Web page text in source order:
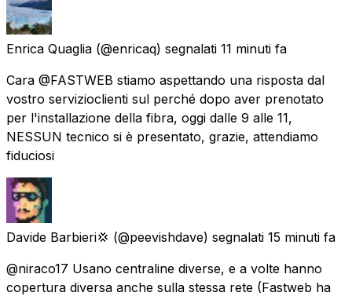
Enrica Quaglia (@enricaq) segnalati 11 minuti fa
Cara @FASTWEB stiamo aspettando una risposta dal
vostro servizioclienti sul perché dopo aver prenotato
per l'installazione della fibra, oggi dalle 9 alle 11,
NESSUN tecnico si è presentato, grazie, attendiamo
fiduciosi
Davide Barbieri💢 (@peevishdave) segnalati 15 minuti fa
@niraco17 Usano centraline diverse, e a volte hanno
copertura diversa anche sulla stessa rete (Fastweb ha